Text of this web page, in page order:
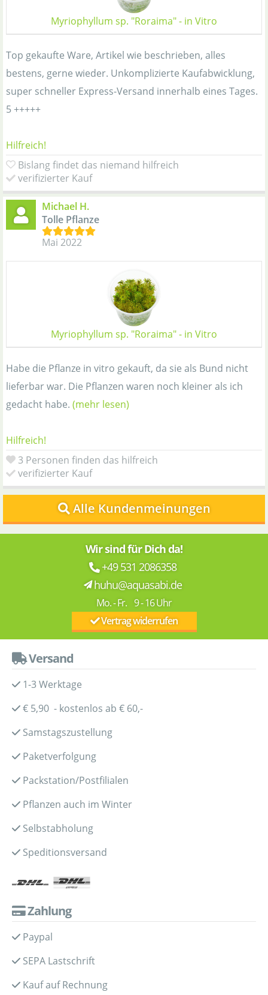
Myriophyllum sp. "Roraima" - in Vitro
Top gekaufte Ware, Artikel wie beschrieben, alles
bestens, gerne wieder. Unkomplizierte Kaufabwicklung,
super schneller Express-Versand innerhalb eines Tages.
5 +++++
Hilfreich!
Bislang findet das niemand hilfreich
verifizierter Kauf
Michael H.
Tolle Pflanze
Mai 2022
Myriophyllum sp. "Roraima" - in Vitro
Habe die Pflanze in vitro gekauft, da sie als Bund nicht
lieferbar war. Die Pflanzen waren noch kleiner als ich
gedacht habe. (mehr lesen)
Hilfreich!
3 Personen finden das hilfreich
verifizierter Kauf
Alle Kundenmeinungen
Wir sind für Dich da!
+49 531 2086358
huhu@aquasabi.de
Mo. - Fr. 9 - 16 Uhr
Vertrag widerrufen
Versand
1-3 Werktage
€ 5,90 - kostenlos ab € 60,-
Samstagszustellung
Paketverfolgung
Packstation/Postfilialen
Pflanzen auch im Winter
Selbstabholung
Speditionsversand
Zahlung
Paypal
SEPA Lastschrift
Kauf auf Rechnung